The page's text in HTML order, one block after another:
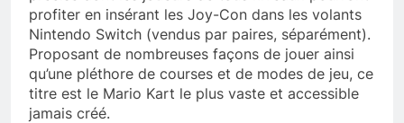
profiter en insérant les Joy-Con dans les volants
Nintendo Switch (vendus par paires, séparément).
Proposant de nombreuses façons de jouer ainsi
qu’une pléthore de courses et de modes de jeu, ce
titre est le Mario Kart le plus vaste et accessible
jamais créé.